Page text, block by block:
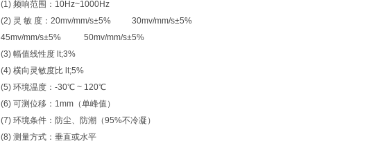
(1) 频响范围：10Hz~1000Hz
(2) 灵 敏 度：20mv/mm/s±5% 30mv/mm/s±5%
45mv/mm/s±5% 50mv/mm/s±5%
(3) 幅值线性度 lt;3%
(4) 横向灵敏度比 lt;5%
(5) 环境温度：-30℃ ~ 120℃
(6) 可测位移：1mm（单峰值）
(7) 环境条件：防尘、防潮（95%不冷凝）
(8) 测量方式：垂直或水平